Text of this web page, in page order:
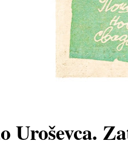
Uroševca.